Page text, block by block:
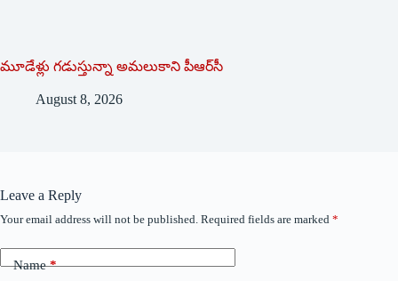
మూడేళ్లు గ‌డుస్తున్నా అమ‌లుకాని పీఆర్‌సీ
August 8, 2026
Leave a Reply
Your email address will not be published. Required fields are marked *
Name*